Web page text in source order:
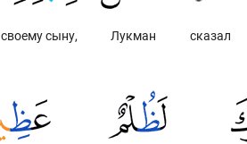
сказал
Лукман
своему сыну,